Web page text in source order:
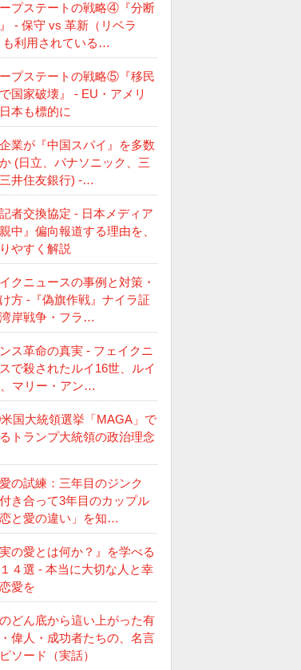
プステートの戦略④『分断
- 保守 vs 革新（リベラ
も利用されている…
プステートの戦略⑤『移民
国家破壊』 - EU・アメリ
本も標的に
業が『中国スパイ』を多数
(日立、パナソニック、三
井住友銀行) -…
者交換協定 - 日本メディア
中』偏向報道する理由を、
やすく解説
クニュースの事例と対策・
方 -『偽旗作戦』ナイラ証
岸戦争・フラ…
ス革命の真実 - フェイクニ
で殺されたルイ16世、ルイ
マリー・アン…
国大統領選挙「MAGA」で
トランプ大統領の政治理念
愛の試練：三年目のジンク
き合って3年目のカップル
と愛の違い」を知…
実の愛とは何か？』を学べる
４選 - 本当に大切な人と幸
愛を
どん底から這い上がった有
偉人・成功者たちの、名言
ソード（実話）